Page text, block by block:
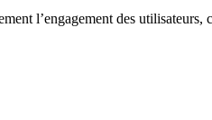
l’engagement des utilisateurs,